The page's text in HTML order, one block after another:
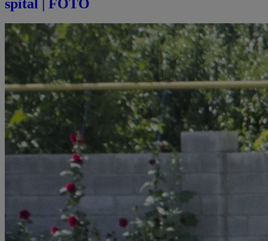
spital | FOTO